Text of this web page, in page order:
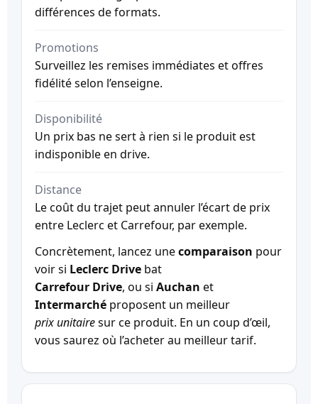
différences de formats.
Promotions
Surveillez les remises immédiates et offres
fidélité selon l’enseigne.
Disponibilité
Un prix bas ne sert à rien si le produit est
indisponible en drive.
Distance
Le coût du trajet peut annuler l’écart de prix
entre Leclerc et Carrefour, par exemple.
Concrètement, lancez unecomparaison pour
voir si Leclerc Drive bat
Carrefour Drive, ou si Auchan et
Intermarché proposent un meilleur
prix unitairesur ce produit. En un coup d’œil,
vous saurez où l’acheter au meilleur tarif.